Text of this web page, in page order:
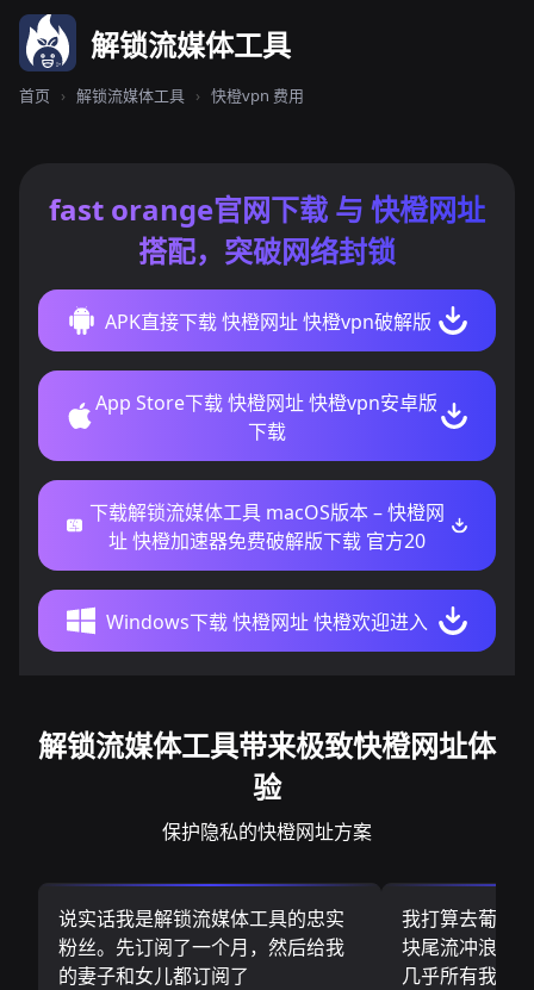
解锁流媒体工具
首页 › 解锁流媒体工具 › 快橙vpn 费用
fast orange官网下载 与 快橙网址
搭配，突破网络封锁
APK直接下载 快橙网址 快橙vpn破解版
App Store下载 快橙网址 快橙vpn安卓版
下载
下载解锁流媒体工具 macOS版本 – 快橙网
址 快橙加速器免费破解版下载 官方20
Windows下载 快橙网址 快橙欢迎进入
解锁流媒体工具带来极致快橙网址体
验
保护隐私的快橙网址方案
说实话我是解锁流媒体工具的忠实
粉丝。先订阅了一个月，然后给我
的妻子和女儿都订阅了
我打算去葡萄
块尾流冲浪板
几乎所有我需